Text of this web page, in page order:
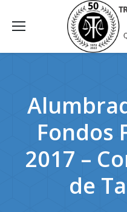
Fondos
2017 –
de